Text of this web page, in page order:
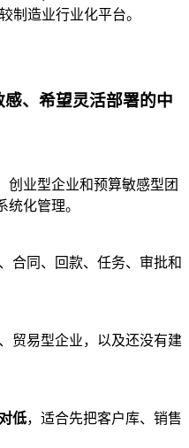
制造业行业化平台。
、希望灵活部署的中
创业型企业和预算敏感型团
统化管理。
合同、回款、任务、审批和
贸易型企业，以及还没有建
低，适合先把客户库、销售